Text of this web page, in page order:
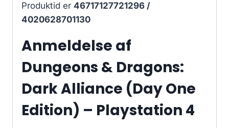
Produktid er 46717127721296 /
4020628701130
Anmeldelse af
Dungeons & Dragons:
Dark Alliance (Day One
Edition) – Playstation 4